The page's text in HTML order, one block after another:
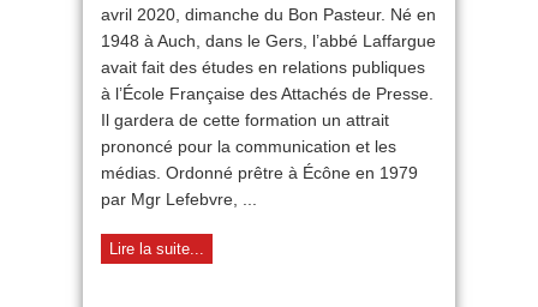
Christian
avril 2020, dimanche du Bon Pasteur. Né en
1948 à Auch, dans le Gers, l’abbé Laffargue
avait fait des études en relations publiques
à l’École Française des Attachés de Presse.
Il gardera de cette formation un attrait
prononcé pour la communication et les
médias. Ordonné prêtre à Écône en 1979
par Mgr Lefebvre, ...
Lire la suite...